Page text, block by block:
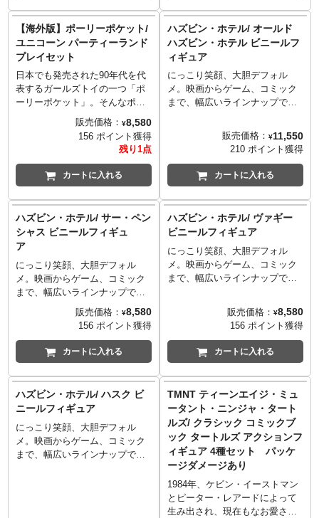
3D立体造形の使用により詳細な
ディテールまで再現。
■注記
写真は製品サンプルです。実際
の商品とは異なる場合がありま
す。
ご使用のモニターにより実際の
色と違って見える場合がありま
転倒防止のため必ず台座を使用
■版権表記:
Despicable Me, Minion Made
characters are trademarks and
copyrights of Universal Studios.
Licensed by Universal Studios.
All rights Reserved.
3D立体造形の使用により詳細な
ディテールまで再現。
■注記
写真は製品サンプルです。実際
の商品とは異なる場合がありま
す。
ご使用のモニターにより実際の
色と違って見える場合がありま
転倒防止のため必ず台座を使用
してください。
■版権表記:
Despicable Me, Minion Made
characters are trademarks and
copyrights of Universal Studios.
Licensed by Universal Studios.
All rights Reserved.
可動するアクションフィギュア
化しました。アニメイテッドの
独特なシルエットをそのまま
に、造形や質感にこだわってい
ます。ハーレイ・クインにはピ
エロの顔がデザインされた杖を
用意され、付属する差し替え用
ュエーションが演出可能です。
などディティールまでしっかり
こだわられています。もらった
お菓子は、落とさないようにフ
ット団のアイマスクのなかに。
※パッケージは輸送用となりま
すため、多少の傷やダメージが
【海外版】ポーリーポケット/
ユニコーン パーティーランド
プレイセット
日本でも発売された90年代を代
表するガールズトイの一つ「ポ
ーリーポケット」。そんなポー
リーポケットの35周年を祝うプ
レイセットが登場！メキシコな
どではポピュラーなピニャータ
風ユニコーンのプレイセット
は、2体のマイクロドールが付属
し、25を超えるアクセサリー
は、虹色のゲェやお尻からプリ
っと生み出されます！（メーカ
ーさんがそう言ってました。）
胴体をパカッと開けばそこはフ
ァンタジーいっぱいの夢の世界
が広がる最高なアイテム！ポー
リーポケットファンはほってお
けないプレイセット…のはず！
販売価格： ¥8,580
156 ポイント獲得
残り1点
カートに入れる
ハズビン・ホテル/ オールド
ハズビン・ホテル ビニールフ
ィギュア
にっこり笑顔、大胆デフォル
メ。映画からゲーム、コミック
まで、幅広いラインナップでフ
ィヴィアン・"ヴィヴジポップ"
・メドラーノによる大人気アニ
メ『ハズビン・ホテル』から
NEWアイテムが登場。こちら
は、まさかのハズビン・ホテル
そのもの！チャーリーの飼って
いる一つ目の猫でホテル自体の
化身でもあるキーキーがデザイ
ンされているのも素敵です。
販売価格： ¥11,550
210 ポイント獲得
カートに入れる
ハズビン・ホテル/ サー・ペン
シャス ビニールフィギュ
ア
にっこり笑顔、大胆デフォル
メ。映画からゲーム、コミック
まで、幅広いラインナップでフ
ィギュア化する「Youtooz」。ヴ
ィヴィアン・"ヴィヴジポップ"
・メドラーノによる大人気アニ
メ『ハズビン・ホテル』から
NEWアイテムが登場。こちら
者」で現ハズビン・ホテルの入
居者である「サー・ペンシャ
ス」。一つ目のトップハット、
深いピンクの目や鋭い牙など劇
中の雰囲気をそのまま造型に落
販売価格： ¥8,580
156 ポイント獲得
カートに入れる
ハズビン・ホテル/ ヴァギー
ビニールフィギュア
にっこり笑顔、大胆デフォル
メ。映画からゲーム、コミック
まで、幅広いラインナップでフ
・メドラーノによる大人気アニ
メ『ハズビン・ホテル』から
NEWアイテムが登場。こちら
は、チャーリーの親友であり恋
り台に立つヴァギー。白いロン
グヘア、左目に掛けられたX型
の眼帯など劇中の雰囲気をその
まま造型に落とし込まれていま
す！
販売価格： ¥8,580
156 ポイント獲得
カートに入れる
ハズビン・ホテル/ ハスク ビ
ニールフィギュア
にっこり笑顔、大胆デフォル
メ。映画からゲーム、コミック
まで、幅広いラインナップでフ
TMNT ティーンエイジ・ミュ
ータント・ニンジャ・タート
ルズ/ クラシック コミックブ
ック タートルズ アクションフ
ィギュア 4種セット パッケ
ージダメージあり
1984年、ケビン・イーストマン
とピーター・レアードによって
生み出され、現在もなお愛され